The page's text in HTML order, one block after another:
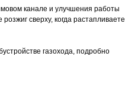
канале и улучшения работы
сверху, когда растапливаете
газохода, подробно